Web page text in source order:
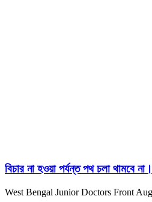
বিচার না হওয়া পর্যন্ত পথ চলা থামবে না।
West Bengal Junior Doctors Front